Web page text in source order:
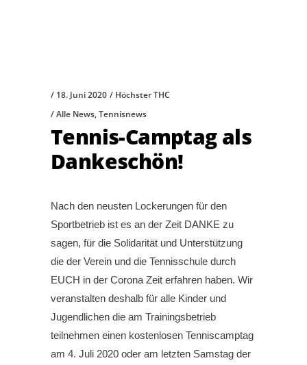
18. Juni 2020
Höchster THC
Alle News,Tennisnews
Tennis-Camptag als
Dankeschön!
Nach den neusten Lockerungen für den
Sportbetrieb ist es an der Zeit DANKE zu
sagen, für die Solidarität und Unterstützung
die der Verein und die Tennisschule durch
EUCH in der Corona Zeit erfahren haben. Wir
veranstalten deshalb für alle Kinder und
Jugendlichen die am Trainingsbetrieb
teilnehmen einen kostenlosen Tenniscamptag
am 4. Juli 2020 oder am letzten Samstag der